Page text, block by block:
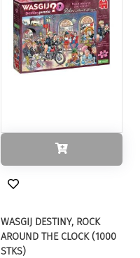
WASGIJ DESTINY, ROCK
AROUND THE CLOCK (1000
STKS)